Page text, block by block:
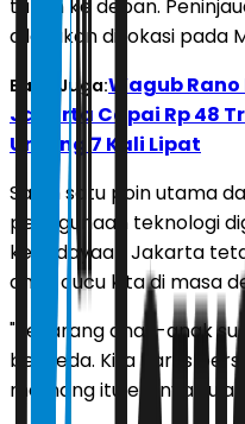
tahun ke depan.
dilakukan di lokasi pada
Baca Juga:Wagub
Jakarta Capai Rp 48
Untung 7 Kali Lipat
Salah satu poin utama
penggunaan teknologi
kebudayaan Jakarta
anak cucu kita di masa
"Sekarang anak-anak
berbeda. Kita harus
memang itu eranya," ujar